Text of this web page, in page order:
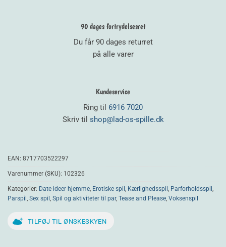
90 dages fortrydelsesret
Du får 90 dages returret
på alle varer
Kundeservice
Ring til 6916 7020
Skriv til shop@lad-os-spille.dk
EAN: 8717703522297
Varenummer (SKU): 102326
Kategorier: Date ideer hjemme Erotiske spil Kærlighedsspil Parforholdsspil
Parspil Sex spil Spil og aktiviteter til par, Tease and Please Voksenspil
TILFØJ TIL ØNSKESKYEN